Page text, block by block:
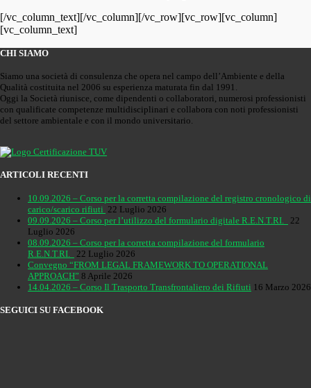
[/vc_column_text][/vc_column][/vc_row][vc_row][vc_column]
[vc_column_text]
CHI SIAMO
Siamo una società di consulenza che opera nel campo dell’Ambiente e della
Qualità costituita nel 2006 su esperienza maturata fin dal 1991.
Oggi la Società riunisce, come dipendenti o collaboratori, numerosi professionisti
con qualificate competenze multidisciplinari e collabora con noti professionisti
del settore ambientale e con il mondo universitario.
ARTICOLI RECENTI
10.09.2026 – Corso per la corretta compilazione del registro cronologico di
carico/scarico rifiuti 22 Luglio 2026
09.09.2026 – Corso per l’utilizzo del formulario digitale R.E.N.T.RI.
22
Luglio 2026
08.09.2026 – Corso per la corretta compilazione del formulario
R.E.N.T.RI.
22 Luglio 2026
Convegno “FROM LEGAL FRAMEWORK TO OPERATIONAL
APPROACH” 8 Aprile 2026
14.04.2026 – Corso Il Trasporto Transfrontaliero dei Rifiuti 16 Marzo 2026
SEGUICI SU FACEBOOK